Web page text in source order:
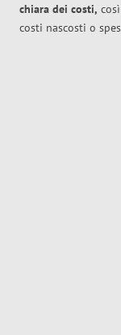
chiara dei costi,
costi nascosti o